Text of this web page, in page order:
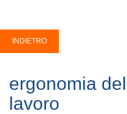
ergonomia
lavoro